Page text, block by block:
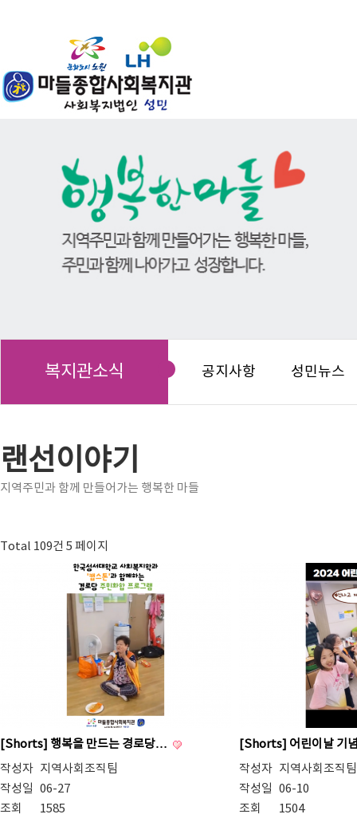
복지관소식 공지사항 성민뉴스
랜선이야기
지역주민과 함께 만들어가는 행복한 마들
Total 109건 5 페이지
[Shorts] 행복을 만드는 경로당…
작성자 지역사회조직팀
작성일 06-27
조회
1585
[Shorts] 어린이날 기
작성자 지역사회조직팀
작성일 06-10
조회
1504